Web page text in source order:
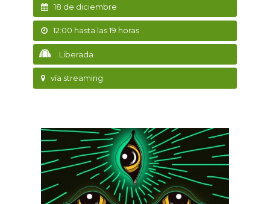
18 de diciembre
12:00 hasta las 19 horas
Liberada
vía streaming